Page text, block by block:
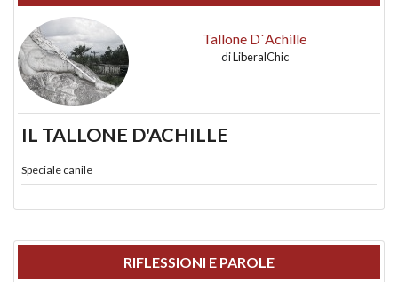
Tallone D`Achille
diLiberalChic
IL TALLONE D'ACHILLE
Speciale canile
RIFLESSIONI E PAROLE